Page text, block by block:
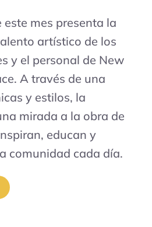
este mes presenta la
artístico de los
y el personal de New
A través de una
y estilos, la
mirada a la obra de
educan y
comunidad cada día.